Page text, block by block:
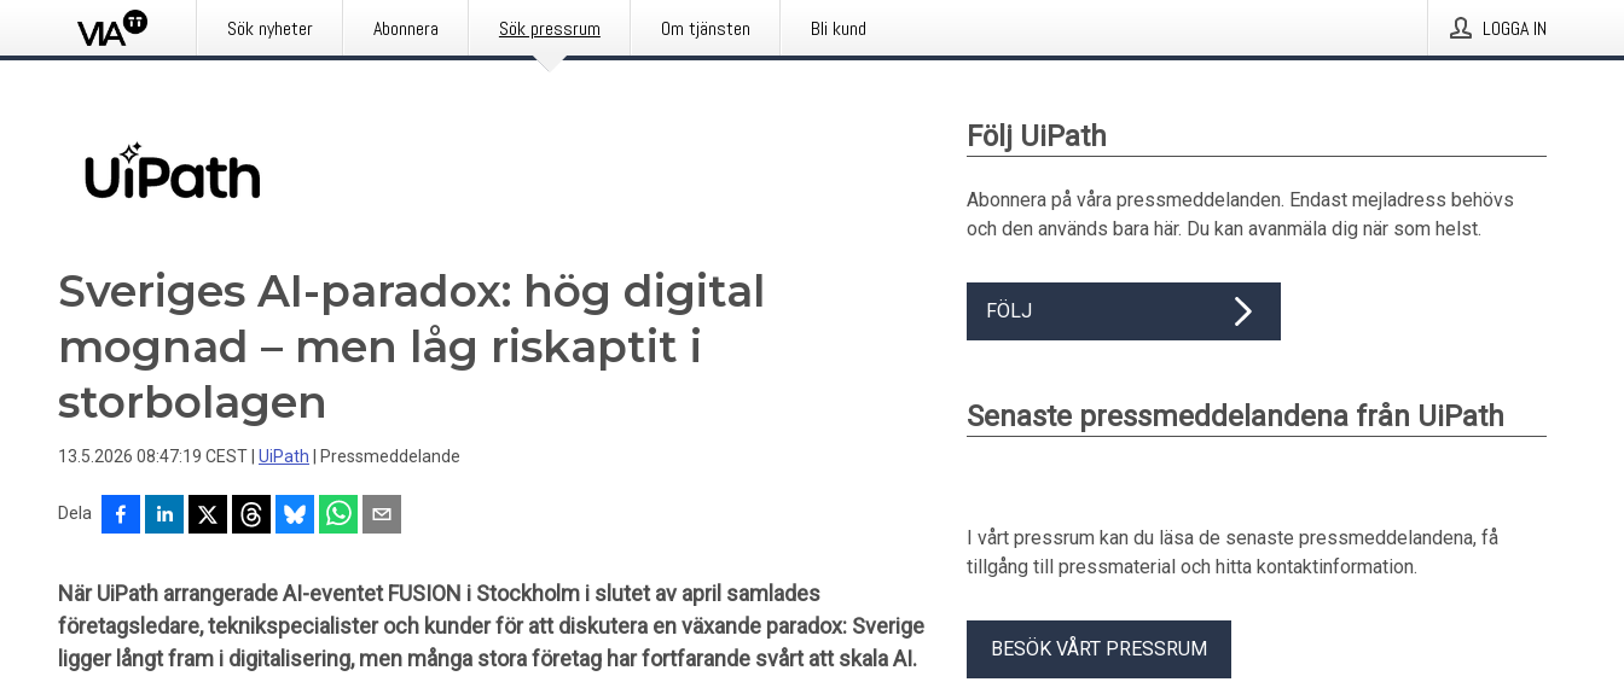
Sök nyheter Abonnera Sök pressrum Om tjänsten Bli kund LOGGA IN
Sveriges AI-paradox: hög digital
mognad – men låg riskaptit i
storbolagen
13.5.2026 08:47:19 CEST UiPath Pressmeddelande
Dela
När UiPath arrangerade AI-eventet FUSION i Stockholm i slutet av april samlades
företagsledare, teknikspecialister och kunder för att diskutera en växande paradox: Sverige
ligger långt fram i digitalisering, men många stora företag har fortfarande svårt att skala AI.
Följ UiPath
Abonnera på våra pressmeddelanden. Endast mejladress behövs
och den används bara här. Du kan avanmäla dig när som helst.
FÖLJ
Senaste pressmeddelandena från UiPath
I vårt pressrum kan du läsa de senaste pressmeddelandena, få
tillgång till pressmaterial och hitta kontaktinformation.
BESÖK VÅRT PRESSRUM